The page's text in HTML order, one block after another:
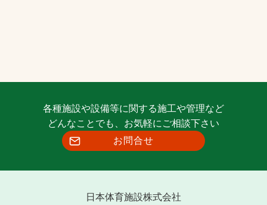
各種施設や設備等に関する施工や管理など
どんなことでも、お気軽にご相談下さい
お問合せ
日本体育施設株式会社